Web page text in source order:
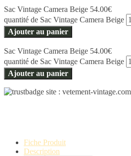
Sac Vintage Camera Beige 54.00€
quantité de Sac Vintage Camera Beige
Ajouter au panier
Sac Vintage Camera Beige 54.00€
quantité de Sac Vintage Camera Beige
Ajouter au panier
Fiche Produit
Description